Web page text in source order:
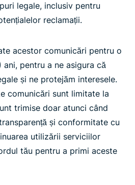
legale, inclusiv pentru
reclamații.
acestor comunicări pentru o
ani, pentru a ne asigura că
și ne protejăm interesele.
comunicări sunt limitate la
trimise doar atunci când
și conformitate cu
utilizării serviciilor
tău pentru a primi aceste